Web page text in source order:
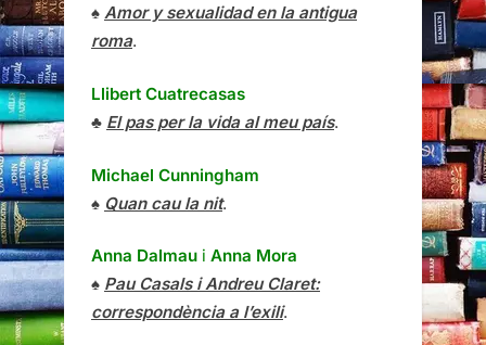
♠ Amor y sexualidad en la antigua
roma.
Llibert Cuatrecasas
♣ El pas per la vida al meu país.
Michael Cunningham
♠ Quan cau la nit.
Anna Dalmau i Anna Mora
♠ Pau Casals i Andreu Claret:
correspondència a l’exili.